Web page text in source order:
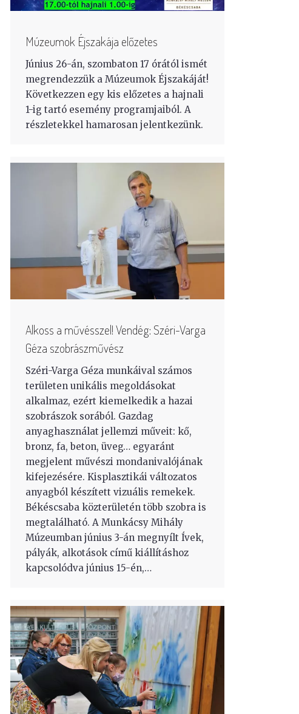
Múzeumok Éjszakája előzetes
Június 26-án, szombaton 17 órától ismét
megrendezzük a Múzeumok Éjszakáját!
Következzen egy kis előzetes a hajnali
1-ig tartó esemény programjaiból. A
részletekkel hamarosan jelentkezünk.
Alkoss a művésszel! Vendég: Széri-Varga
Géza szobrászművész
Széri-Varga Géza munkáival számos
területen unikális megoldásokat
alkalmaz, ezért kiemelkedik a hazai
szobrászok sorából. Gazdag
anyaghasználat jellemzi műveit: kő,
bronz, fa, beton, üveg… egyaránt
megjelent művészi mondanivalójának
kifejezésére. Kisplasztikái változatos
anyagból készített vizuális remekek.
Békéscsaba közterületén több szobra is
megtalálható. A Munkácsy Mihály
Múzeumban június 3-án megnyílt Ívek,
pályák, alkotások című kiállításhoz
kapcsolódva június 15-én,…